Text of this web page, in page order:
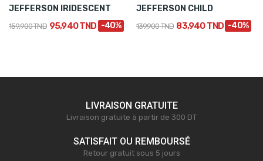
JEFFERSON IRIDESCENT
159,900 TND 95,940 TND -40%
JEFFERSON CHILD
139,900 TND 83,940 TND -40%
LIVRAISON GRATUITE
Livraison gratuite à partir de 300 DT
SATISFAIT OU REMBOURSÉ
Retour gratuit sous 5 jours